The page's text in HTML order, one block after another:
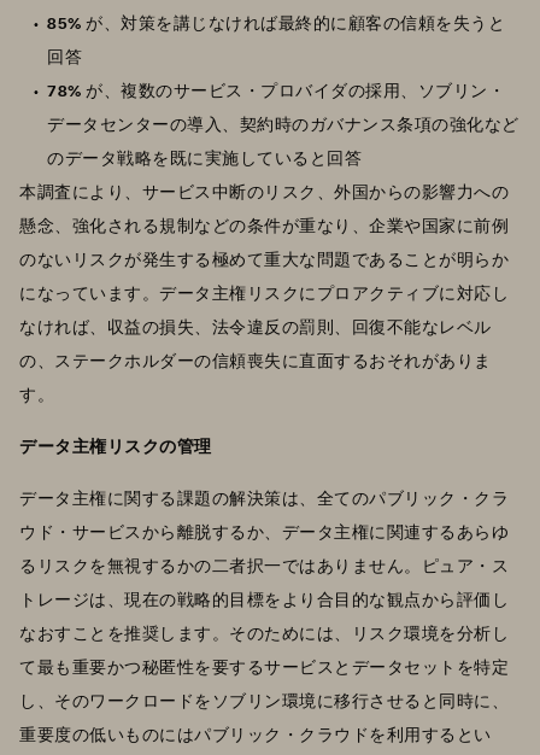
85% が、対策を講じなければ最終的に顧客の信頼を失うと
回答
78% が、複数のサービス・プロバイダの採用、ソブリン・
データセンターの導入、契約時のガバナンス条項の強化など
のデータ戦略を既に実施していると回答
本調査により、サービス中断のリスク、外国からの影響力への
懸念、強化される規制などの条件が重なり、企業や国家に前例
のないリスクが発生する極めて重大な問題であることが明らか
になっています。データ主権リスクにプロアクティブに対応し
なければ、収益の損失、法令違反の罰則、回復不能なレベル
の、ステークホルダーの信頼喪失に直面するおそれがありま
す。
データ主権リスクの管理
データ主権に関する課題の解決策は、全てのパブリック・クラ
ウド・サービスから離脱するか、データ主権に関連するあらゆ
るリスクを無視するかの二者択一ではありません。ピュア・ス
トレージは、現在の戦略的目標をより合目的な観点から評価し
なおすことを推奨します。そのためには、リスク環境を分析し
て最も重要かつ秘匿性を要するサービスとデータセットを特定
し、そのワークロードをソブリン環境に移行させると同時に、
重要度の低いものにはパブリック・クラウドを利用するとい